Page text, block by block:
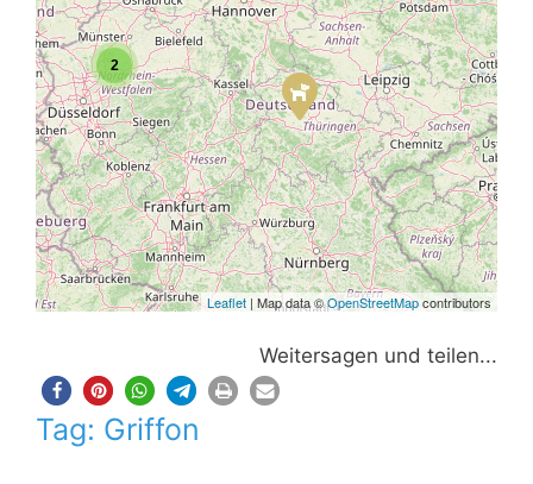
2
Leaflet | Map data ©OpenStreetMapcontributors
Weitersagen und teilen...
Tag: Griffon